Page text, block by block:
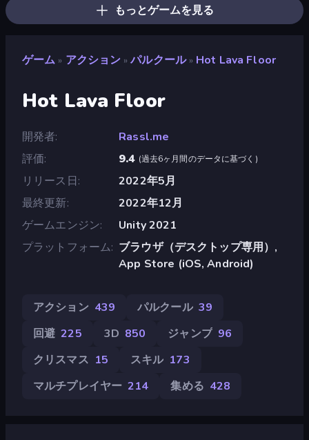
もっとゲームを見る
ゲーム » アクション » パルクール » Hot Lava Floor
Hot Lava Floor
開発者
Rassl.me
評価
9.4 (過去6ヶ月間のデータに基づく )
リリース日
2022年5月
最終更新
2022年12月
ゲームエンジン
Unity 2021
プラットフォーム ブラウザ（デスクトップ専用）,
App Store (iOS, Android)
アクション 439 パルクール 39
回避 225 3D 850 ジャンプ 96
クリスマス 15 スキル 173
マルチプレイヤー 214 集める 428